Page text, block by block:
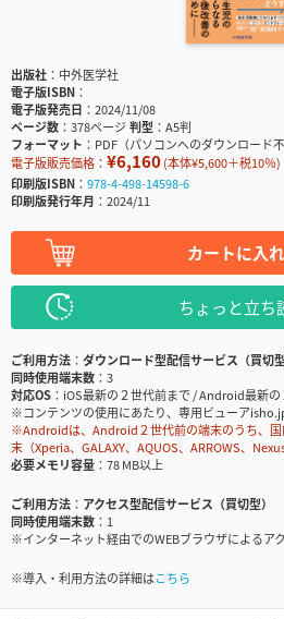
出版社
中外医学社
電子版ISBN
電子版発売日
2024/11/08
ページ数
378ページ判型
A5判
フォーマット
PDF（パソコンへのダウンロード不
電子版販売価格： ¥6,160(本体¥5,600＋税10％)
印刷版ISBN
978-4-498-14598-6
印刷版発行年月
2024/11
カートに入
ちょっと立ち
ご利用方法
ダウンロード型配信サービス（買切型
同時使用端末数
3
対応OS
iOS最新の２世代前まで / Android最新の
※コンテンツの使用にあたり、専用ビューア
※Androidは、Android２世代前の端末のうち、国
末（Xperia、GALAXY、AQUOS、ARROWS、
必要メモリ容量
78 MB以上
ご利用方法
アクセス型配信サービス（買切型）
同時使用端末数
1
※インターネット経由でのWEBブラウザによるア
※導入・利用方法の詳細はこちら